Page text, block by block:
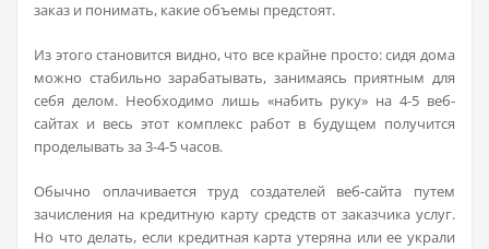
заказ и понимать, какие объемы предстоят.
Из этого становится видно, что все крайне просто: сидя дома
можно стабильно зарабатывать, занимаясь приятным для
себя делом. Необходимо лишь «набить руку» на 4-5 веб-
сайтах и весь этот комплекс работ в будущем получится
проделывать за 3-4-5 часов.
Обычно оплачивается труд создателей веб-сайта путем
зачисления на кредитную карту средств от заказчика услуг.
Но что делать, если кредитная карта утеряна или ее украли